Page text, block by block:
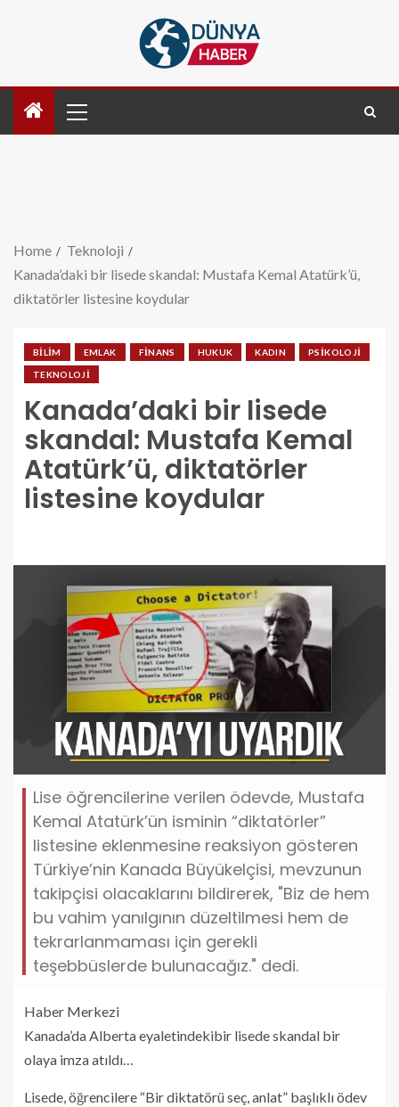
Home
Teknoloji
Kanada’daki bir lisede skandal: Mustafa Kemal Atatürk’ü,
diktatörler listesine koydular
BILIM EMLAK FINANS HUKUK KADIN PSIKOLOJI
TEKNOLOJI
Kanada’daki bir lisede
skandal: Mustafa Kemal
Atatürk’ü, diktatörler
listesine koydular
Lise öğrencilerine verilen ödevde, Mustafa
Kemal Atatürk’ün isminin “diktatörler”
listesine eklenmesine reaksiyon gösteren
Türkiye’nin Kanada Büyükelçisi, mevzunun
takipçisi olacaklarını bildirerek, "Biz de hem
bu vahim yanılgının düzeltilmesi hem de
tekrarlanmaması için gerekli
teşebbüslerde bulunacağız." dedi.
Haber Merkezi
Kanada’da Alberta eyaletindekibir lisede skandal bir
olaya imza atıldı…
Lisede, öğrencilere “Bir diktatörü seç, anlat” başlıklı ödev